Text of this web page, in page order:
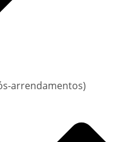
arrendamentos)